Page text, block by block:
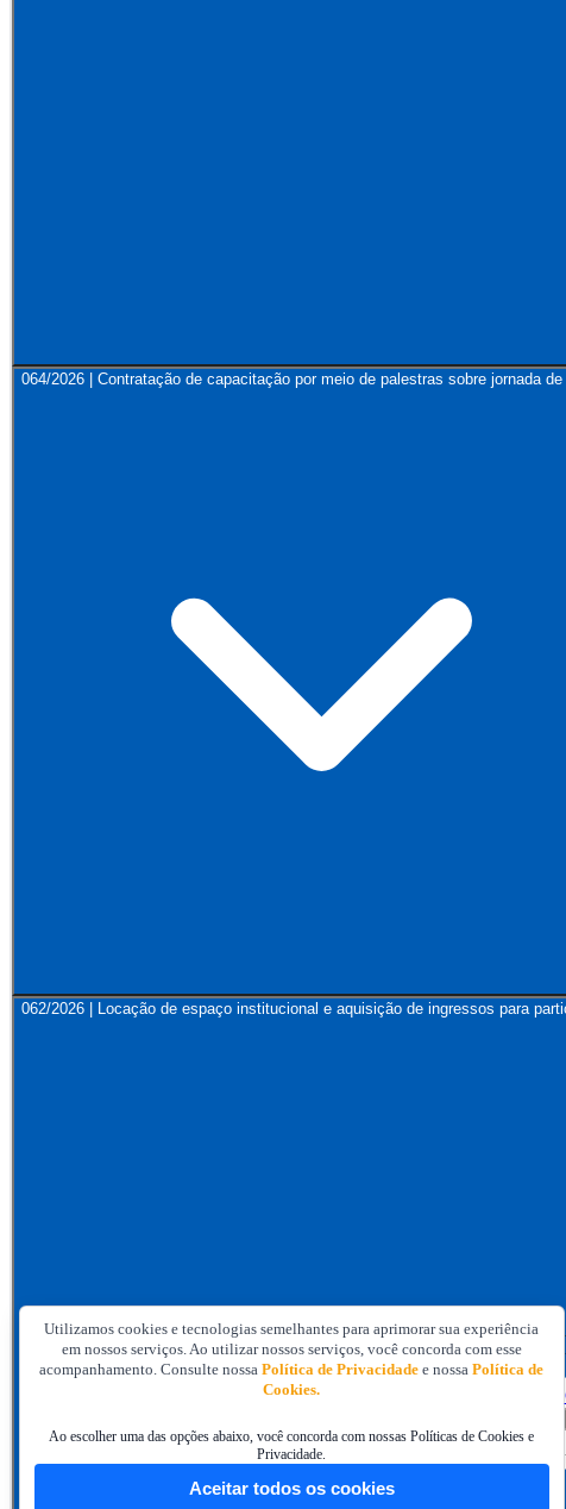
064/2026 | Contratação de capacitação por meio de palestras sobre jornada de
062/2026 | Locação de espaço institucional e aquisição de ingressos para
Utilizamos cookies e tecnologias semelhantes para aprimorar sua experiência
em nossos serviços. Ao utilizar nossos serviços, você concorda com esse
acompanhamento. Consulte nossaPolítica de Privacidade e nossaPolítica de
Cookies.
Ao escolher uma das opções abaixo, você concorda com nossas Políticas de Cookies e
Privacidade.
Aceitar todos os cookies